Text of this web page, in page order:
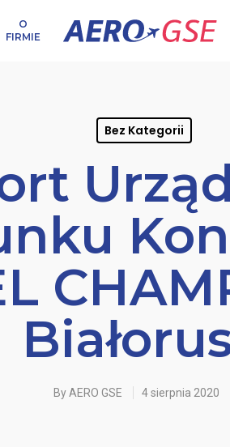
O
FIRMIE
Bez Kategorii
By AERO GSE 4 sierpnia 2020